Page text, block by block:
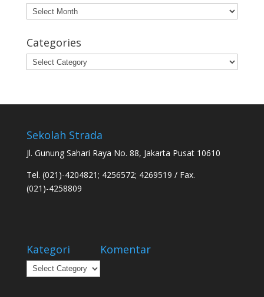
Archives
Categories
Categories
Sekolah Strada
Jl. Gunung Sahari Raya No. 88, Jakarta Pusat 10610
Tel. (021)-4204821; 4256572; 4269519 / Fax.
(021)-4258809
Kategori
Kategori
Komentar